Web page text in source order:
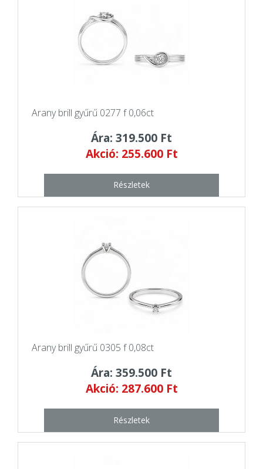
Arany brill gyűrű 0277 f 0,06ct
Ára: 319.500 Ft
Akció: 255.600 Ft
Részletek
Arany brill gyűrű 0305 f 0,08ct
Ára: 359.500 Ft
Akció: 287.600 Ft
Részletek